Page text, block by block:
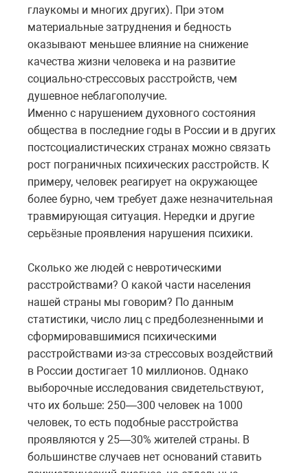
глаукомы и многих других). При этом
материальные затруднения и бедность
оказывают меньшее влияние на снижение
качества жизни человека и на развитие
социально-стрессовых расстройств, чем
душевное неблагополучие.
Именно с нарушением духовного состояния
общества в последние годы в России и в других
постсоциалистических странах можно связать
рост пограничных психических расстройств. К
примеру, человек реагирует на окружающее
более бурно, чем требует даже незначительная
травмирующая ситуация. Нередки и другие
серьёзные проявления нарушения психики.
Сколько же людей с невротическими
расстройствами? О какой части населения
нашей страны мы говорим? По данным
статистики, число лиц с предболезненными и
сформировавшимися психическими
расстройствами из-за стрессовых воздействий
в России достигает 10 миллионов. Однако
выборочные исследования свидетельствуют,
что их больше: 250—300 человек на 1000
человек, то есть подобные расстройства
проявляются у 25—30% жителей страны. В
большинстве случаев нет оснований ставить